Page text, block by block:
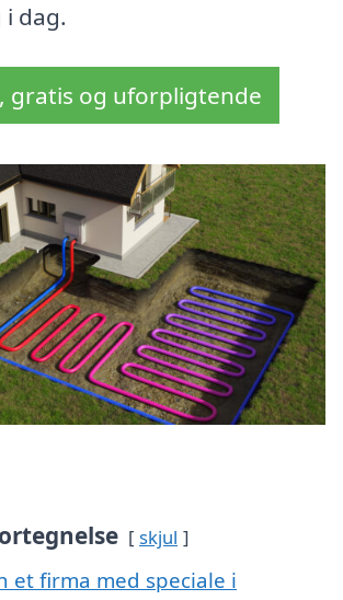
dag.
gratis og uforpligtende
skjul
et firma med speciale i